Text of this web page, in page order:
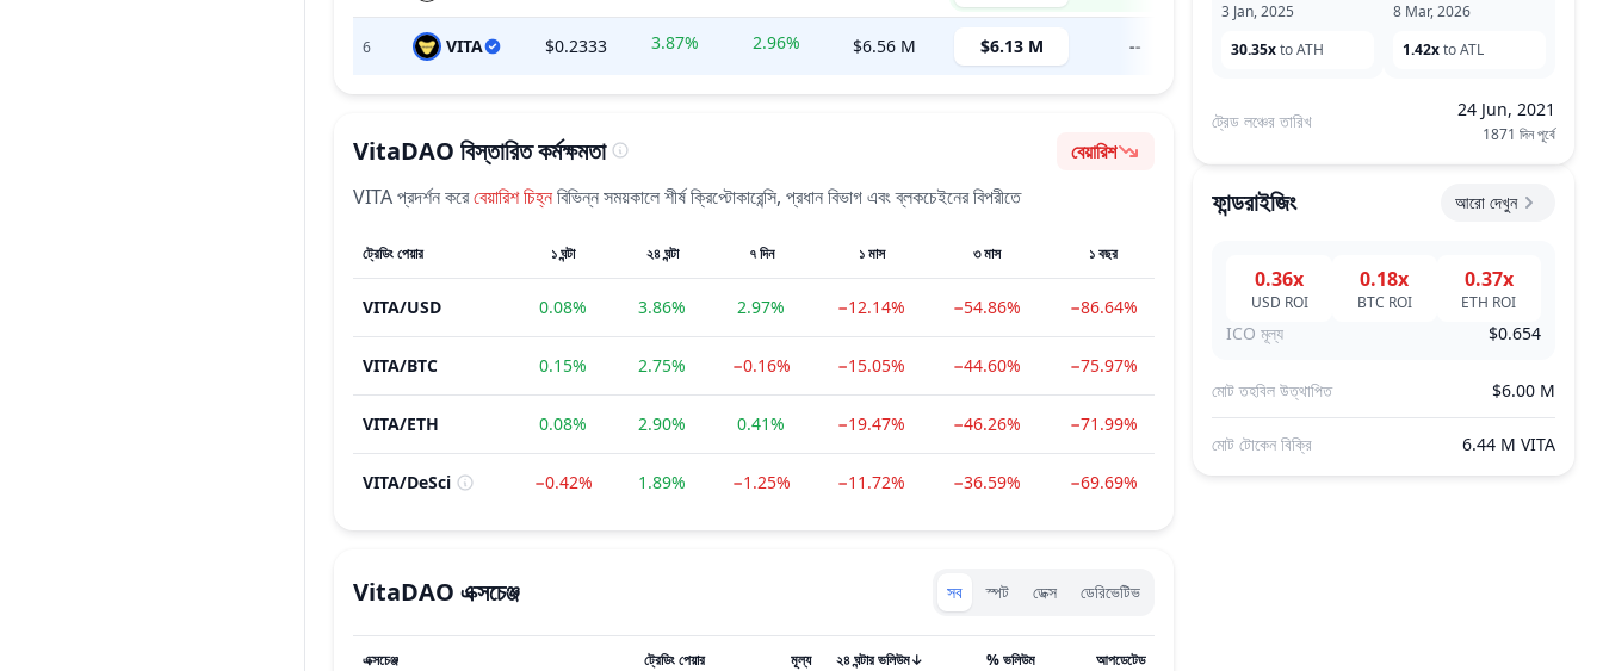
6 VITA $0.2333 3.87% 2.96% $6.56 M $6.13 M --
VitaDAO বিস্তারিত কর্মক্ষমতা ভাবপ্রবণতা
বেয়ারিশ
VITAপ্রদর্শন করেবেয়ারিশচিহ্নবিভিন্ন সময়কালে শীর্ষ ক্রিপ্টোকারেন্সি, প্রধান বিভাগ এবং ব্লকচেইনের বিপরীতে
ট্রেডিং পেয়ার ১ ঘন্টা ২৪ ঘন্টা ৭ দিন ১ মাস ৩ মাস ১ বছর
VITA/USD 0.08% 3.86% 2.97% −12.14% −54.86% −86.64%
VITA/BTC 0.15% 2.75% −0.16% −15.05% −44.60% −75.97%
VITA/ETH 0.08% 2.90% 0.41% −19.47% −46.26% −71.99%
VITA/DeSci −0.42% 1.89% −1.25% −11.72% −36.59% −69.69%
3 Jan, 2025
30.35xto ATH
8 Mar, 2026
1.42xto ATL
ট্রেড লঞ্চের তারিখ
24 Jun, 2021
1871 দিন পূর্বে
ফান্ডরাইজিং আরো দেখুন
0.36x
USD ROI
0.18x
BTC ROI
0.37x
ETH ROI
ICO মূল্য $0.654
মোট তহবিল উত্থাপিত $6.00 M
মোট টোকেন বিক্রি 6.44 M VITA
VitaDAO এক্সচেঞ্জ Exchanges type
সব স্পট ডেক্স ডেরিভেটিভ
এক্সচেঞ্জ ট্রেডিং পেয়ার মূল্য ↓
২৪ ঘন্টার ভলিউম % ভলিউম আপডেটেড